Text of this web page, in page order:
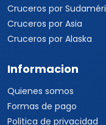
Cruceros por
Cruceros por Asia
Cruceros por Alaska
Informacion
Quienes somos
Formas de pago
Politica de privacidad